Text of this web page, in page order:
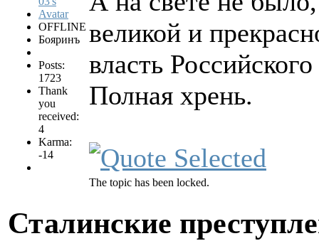
OFFLINE
Бояринъ
Posts:
1723
Thank
you
received:
4
Karma:
-14
великой и
власть
Полная хрень.
The topic has been locked.
Сталинские